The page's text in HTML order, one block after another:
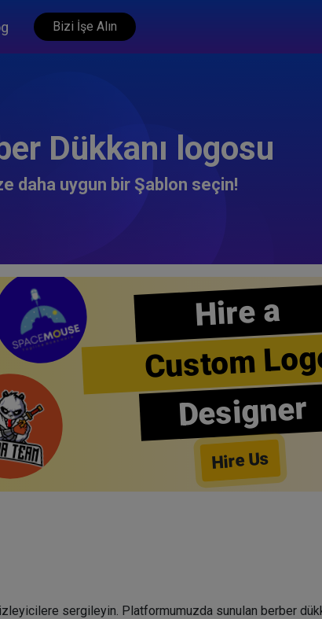
Bizi İşe Alın
Dükkanı logosu
daha uygun bir Şablon seçin!
Hire a
Custom
Designer
Hire Us
sergileyin. Platformumuzda sunulan berber